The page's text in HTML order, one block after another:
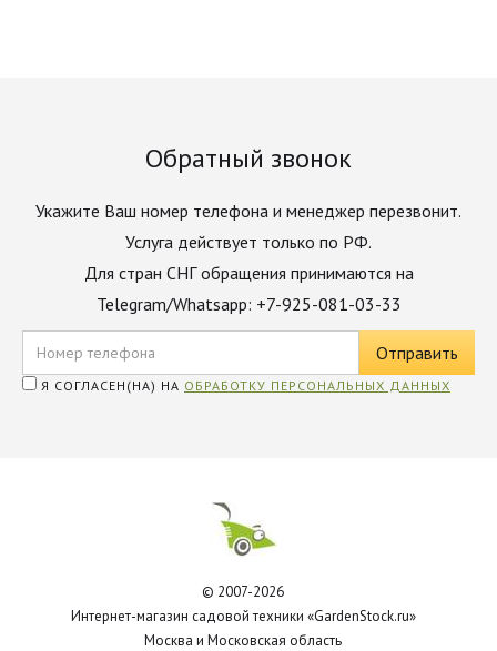
Обратный звонок
Укажите Ваш номер телефона и менеджер перезвонит.
Услуга действует только по РФ.
Для стран СНГ обращения принимаются на
Telegram/Whatsapp: +7-925-081-03-33
Я СОГЛАСЕН(НА) НА ОБРАБОТКУ ПЕРСОНАЛЬНЫХ ДАННЫХ
© 2007-2026
Интернет-магазин садовой техники «GardenStock.ru»
Москва и Московская область